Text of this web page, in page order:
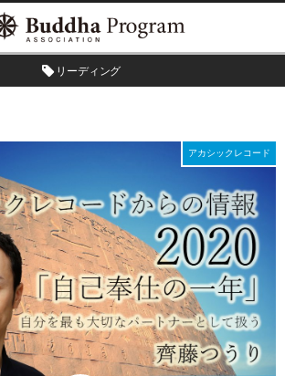
リーディング
アカシックレコード